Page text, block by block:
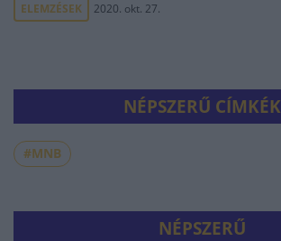
ELEMZÉSEK 2020. okt. 27.
NÉPSZERŰ CÍMKÉK
#MNB
NÉPSZERŰ